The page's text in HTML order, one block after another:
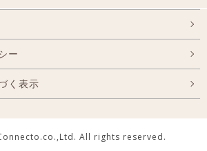
ー
く表示
All rights reserved.